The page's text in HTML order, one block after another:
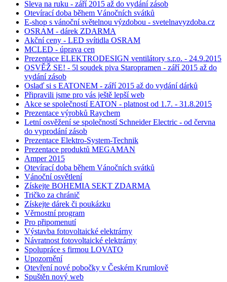
Sleva na ruku - září 2015 až do vydání zásob
Otevírací doba během Vánočních svátků
E-shop s vánoční světelnou výzdobou - svetelnavyzdoba.cz
OSRAM - dárek ZDARMA
Akční ceny - LED svítidla OSRAM
MCLED - úprava cen
Prezentace ELEKTRODESIGN ventilátory s.r.o. - 24.9.2015
OSVĚŽ SE! - 5l soudek piva Staropramen - září 2015 až do
vydání zásob
Oslaď si s EATONEM - září 2015 až do vydání dárků
Připravili jsme pro vás ještě lepší web
Akce se společností EATON - platnost od 1.7. - 31.8.2015
Prezentace výrobků Raychem
Letní osvěžení se společností Schneider Electric - od června
do vyprodání zásob
Prezentace Elektro-System-Technik
Prezentace produktů MEGAMAN
Amper 2015
Otevírací doba během Vánočních svátků
Vánoční osvětlení
Získejte BOHEMIA SEKT ZDARMA
Tričko za chránič
Získejte dárek či poukázku
Věrnostní program
Pro připomenutí
Výstavba fotovoltaické elektrárny
Návratnost fotovoltaické elektrárny
Spolupráce s firmou LOVATO
Upozornění
Otevření nové pobočky v Českém Krumlově
Spuštěn nový web